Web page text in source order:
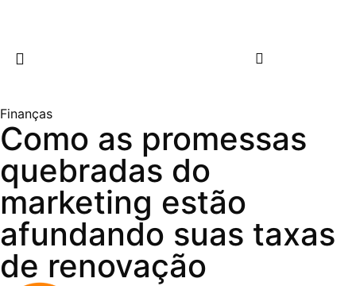
Finanças
Como as promessas
quebradas do
marketing estão
afundando suas taxas
de renovação